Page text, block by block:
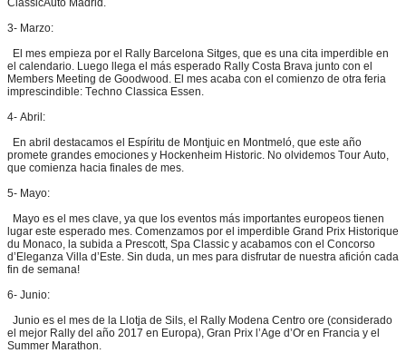
3- Marzo:
El mes empieza por el Rally Barcelona Sitges, que es una cita imperdible en
el calendario. Luego llega el más esperado Rally Costa Brava junto con el
Members Meeting de Goodwood. El mes acaba con el comienzo de otra feria
imprescindible: Techno Classica Essen.
4- Abril:
En abril destacamos el Espíritu de Montjuic en Montmeló, que este año
promete grandes emociones y Hockenheim Historic. No olvidemos Tour Auto,
que comienza hacia finales de mes.
5- Mayo:
Mayo es el mes clave, ya que los eventos más importantes europeos tienen
lugar este esperado mes. Comenzamos por el imperdible Grand Prix Historique
du Monaco, la subida a Prescott, Spa Classic y acabamos con el Concorso
d’Eleganza Villa d’Este. Sin duda, un mes para disfrutar de nuestra afición cada
fin de semana!
6- Junio:
Junio es el mes de la Llotja de Sils, el Rally Modena Centro ore (considerado
el mejor Rally del año 2017 en Europa), Gran Prix l’Age d’Or en Francia y el
Summer Marathon.